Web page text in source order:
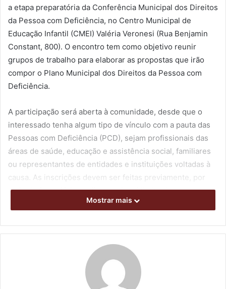
a etapa preparatória da Conferência Municipal dos Direitos
da Pessoa com Deficiência, no Centro Municipal de
Educação Infantil (CMEI) Valéria Veronesi (Rua Benjamin
Constant, 800). O encontro tem como objetivo reunir
grupos de trabalho para elaborar as propostas que irão
compor o Plano Municipal dos Direitos da Pessoa com
Deficiência.
A participação será aberta à comunidade, desde que o
interessado tenha algum tipo de vínculo com a pauta das
Pessoas com Deficiência (PCD), sejam profissionais das
áreas de saúde, educação e assistência social, familiares
ou representantes de entidades e instituições voltadas à
causa. As inscrições devem ser feitas previamente, por
meio deformulário on-line, e não há limite de vagas.
Ganeo, a proposta da pré-conferência é garantir ampla
representatividade na construção das diretrizes
municipais. “Toda a comunidade vai poder participar da
elaboração deste Plano Municipal. Nós estaremos
Mostrar mais